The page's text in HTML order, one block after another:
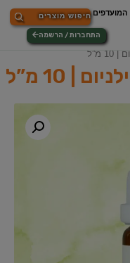
התחברות / הרשמה
מ”ל
10 מ”ל